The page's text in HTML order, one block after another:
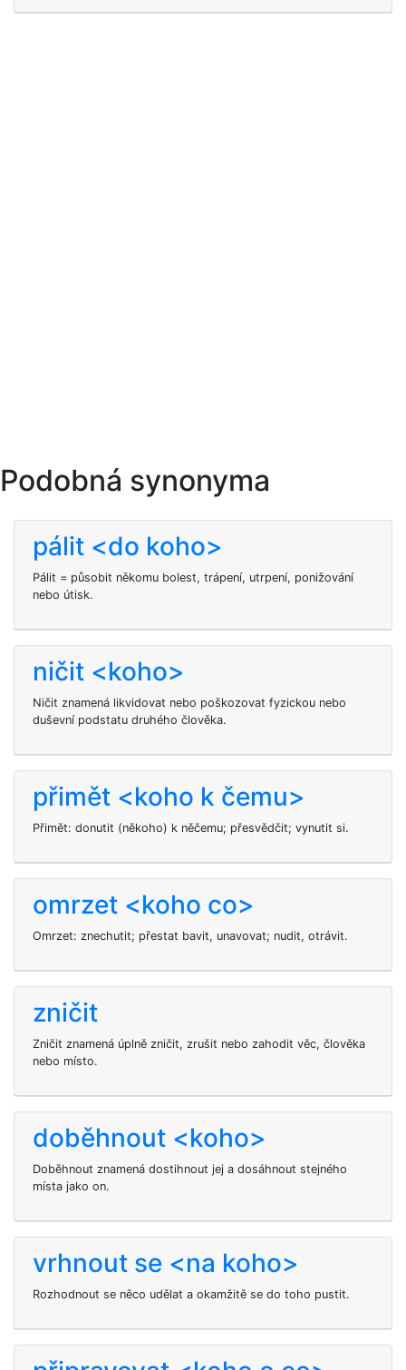
Podobná synonyma
pálit <do koho>
Pálit = působit někomu bolest, trápení, utrpení, ponižování
nebo útisk.
ničit <koho>
Ničit znamená likvidovat nebo poškozovat fyzickou nebo
duševní podstatu druhého člověka.
přimět <koho k čemu>
Přimět: donutit (někoho) k něčemu; přesvědčit; vynutit si.
omrzet <koho co>
Omrzet: znechutit; přestat bavit, unavovat; nudit, otrávit.
zničit
Zničit znamená úplně zničit, zrušit nebo zahodit věc, člověka
nebo místo.
doběhnout <koho>
Doběhnout znamená dostihnout jej a dosáhnout stejného
místa jako on.
vrhnout se <na koho>
Rozhodnout se něco udělat a okamžitě se do toho pustit.